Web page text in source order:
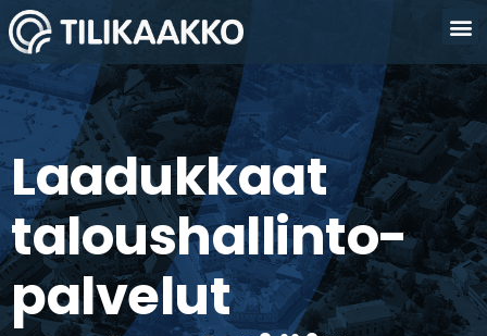
Laadukkaat
taloushallinto-
palvelut